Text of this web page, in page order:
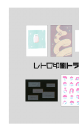
JAMグッズ
台湾グッズ
在庫限り